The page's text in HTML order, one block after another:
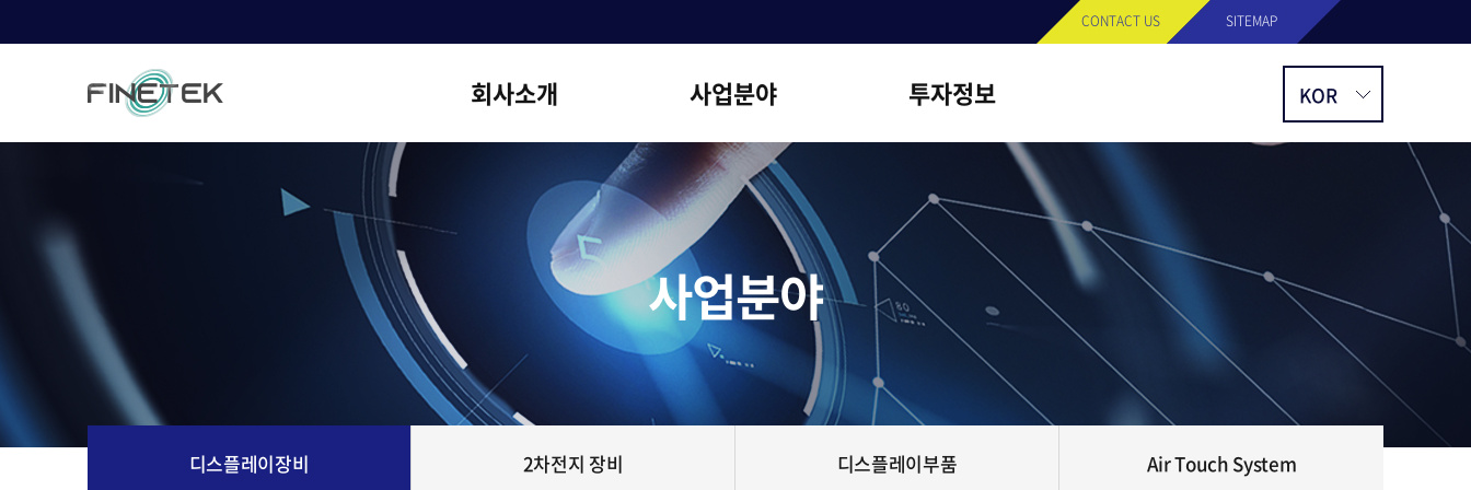
CONTACT US SITEMAP
회사소개 사업분야 투자정보
CEO인사말
연혁
경영이념
사업장안내
디스플레이장비
2차전지 장비
디스플레이부품
Air Touch System
파인텍뉴스
사업분야
디스플레이장비 2차전지 장비 디스플레이부품 Air Touch System